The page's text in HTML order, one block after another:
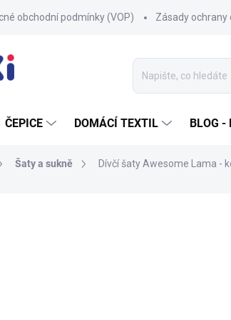
obchodní podmínky (VOP) Zásady ochrany
ČEPICE DOMÁCÍ TEXTIL BLOG -
Šaty a sukně Dívčí šaty Awesome Lama -